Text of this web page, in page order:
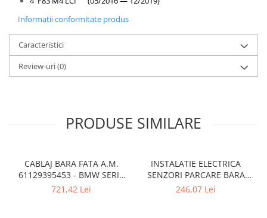
Usa fată
Usa spate
Cutie viteze
Cutie viteze
Cap de bara
Casetă directie
Informatii conformitate produs
Caracteristici
Review-uri(0)
PRODUSE SIMILARE
CABLAJ BARA FATA A.M.
61129395453 - BMW SERIA
5 G30 , G31
721,42 Lei
INSTALATIE ELECTRICA
SENZORI PARCARE BARA
FATA
246,07 Lei